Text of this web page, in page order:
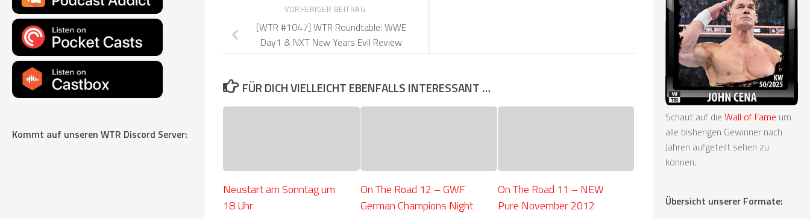
VORHERIGER BEITRAG
[WTR #1047] WTR Roundtable: WWE
Day1 & NXT New Years Evil Review
FÜR DICH VIELLEICHT EBENFALLS INTERESSANT …
Neustart am Sonntag um
18 Uhr
On The Road 12 – GWF
German Champions Night
On The Road 11 – NEW
Pure November 2012
Kommt auf unseren WTR Discord Server:
Schaut auf die Wall of Fame um
alle bisherigen Gewinner nach
Jahren aufgeteilt sehen zu
können.
Übersicht unserer Formate: